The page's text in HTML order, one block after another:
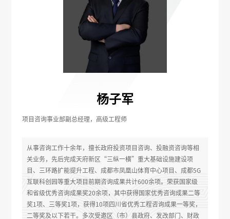
杨子军
项目咨询事业部副总经理，高级工程师
从事咨询工作十余年，擅长政府投资项目咨询、投融资咨询等相
关业务，先后完成天府新区“三纵一横”重大基础设施建设项
目、三环路扩能提升工程、成都市凤凰山体育中心项目、成都5G
互联科创园等重大项目前期咨询成果共计600余项。荣获国家级
和省级优秀咨询成果奖20余项，其中获得国家优秀咨询成果二等
奖1项、三等奖1项，获得10项四川省优秀工程咨询成果一等奖，
二等奖及以下若干。多次受邀区（市）县政府、发改部门、财政